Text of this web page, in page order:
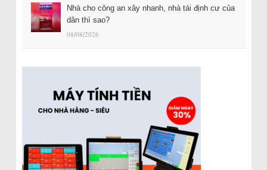
Nhà cho công an xây nhanh, nhà tái định cư của
dân thì sao?
08/08/2026